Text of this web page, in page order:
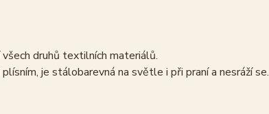
druhů textilních materiálů.
je stálobarevná na světle i při praní a nesráží se.